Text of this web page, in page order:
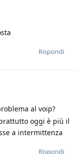
Rispondi
al voip?
oggi è più il
a intermittenza
Rispondi